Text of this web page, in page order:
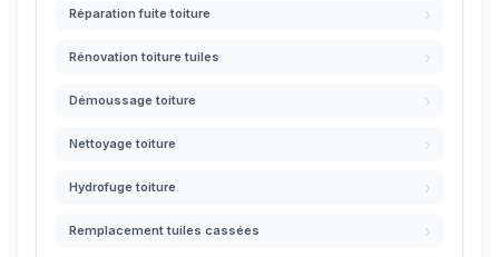
Réparation fuite toiture
Rénovation toiture tuiles
Démoussage toiture
Nettoyage toiture
Hydrofuge toiture
Remplacement tuiles cassées